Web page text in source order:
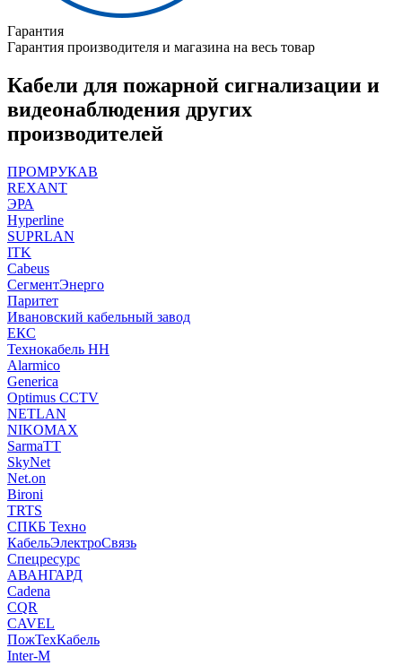
Гарантия
Гарантия производителя и магазина на весь товар
Кабели для пожарной сигнализации и
видеонаблюдения других
производителей
ПРОМРУКАВ
REXANT
ЭРА
Hyperline
SUPRLAN
ITK
Cabeus
СегментЭнерго
Паритет
Ивановский кабельный завод
ЕКС
Технокабель НН
Alarmico
Generica
Optimus CCTV
NETLAN
NIKOMAX
SarmaTT
SkyNet
Net.on
Bironi
TRTS
СПКБ Техно
КабельЭлектроСвязь
Спецресурс
АВАНГАРД
Cadena
CQR
CAVEL
ПожТехКабель
Inter-M